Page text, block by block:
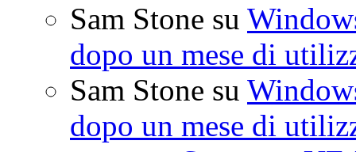
Sam Stone su
dopo un mese di
Sam Stone su
dopo un mese di